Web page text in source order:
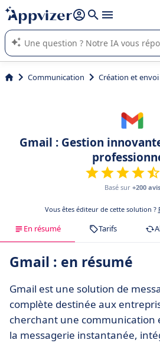
répondre (plusieurs lignes avec
L'IA de Appvizer vous guide dans
logiciel SaaS en entreprise.
Communication Création et
Gmail : Gestion
Basé sur +200 avis
Vous êtes éditeur de cette solution ?
En résumé Tarifs
Gmail : en résumé
Gmail est une solution de
complète destinée aux
cherchant une communication
la messagerie instantanée,